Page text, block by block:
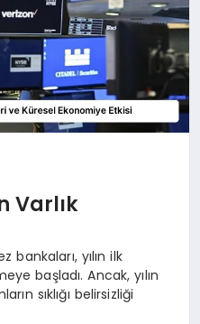
Varlık
bankaları, yılın ilk
başladı. Ancak, yılın
sıklığı belirsizliği